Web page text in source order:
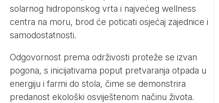
solarnog hidroponskog vrta i najvećeg wellness
centra na moru, brod će poticati osjećaj zajednice i
samodostatnosti.
Odgovornost prema održivosti proteže se izvan
pogona, s inicijativama poput pretvaranja otpada u
energiju i farmi do stola, čime se demonstrira
predanost ekološki osviještenom načinu života.